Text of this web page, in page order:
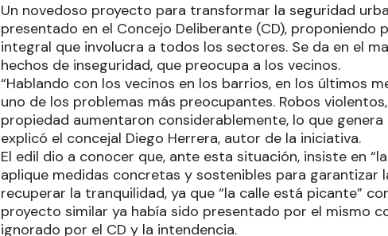
Un novedoso proyecto para transformar la seguridad
presentado en el Concejo Deliberante (CD), proponiendo
integral que involucra a todos los sectores. Se da en el
hechos de inseguridad, que preocupa a los vecinos.
“Hablando con los vecinos en los barrios, en los últimos
uno de los problemas más preocupantes. Robos
propiedad aumentaron considerablemente, lo que
explicó el concejal Diego Herrera, autor de la iniciativa.
El edil dio a conocer que, ante esta situación, insiste en
aplique medidas concretas y sostenibles para garantizar
recuperar la tranquilidad, ya que “la calle está picante”
proyecto similar ya había sido presentado por el mismo
ignorado por el CD y la intendencia.